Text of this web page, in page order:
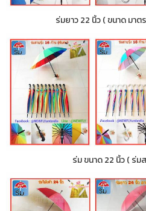
ร่มยาว 22 นิ้ว ( ขนาด มาต
ร่ม ขนาด 22 นิ้ว ( ร่ม